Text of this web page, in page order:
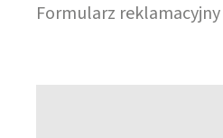
Formularz reklamacyjny